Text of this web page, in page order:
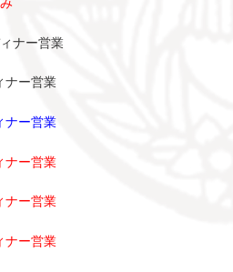
ナー営業
ナー営業
ナー営業
ナー営業
ナー営業
ナー営業